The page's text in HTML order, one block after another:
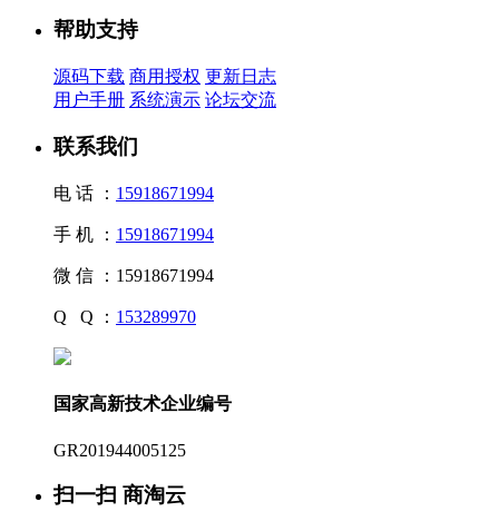
帮助支持
源码下载 商用授权 更新日志
用户手册 系统演示 论坛交流
联系我们
电 话 ： 15918671994
手 机 ： 15918671994
微 信 ： 15918671994
Q Q ： 153289970
国家高新技术企业编号
GR201944005125
扫一扫 商淘云